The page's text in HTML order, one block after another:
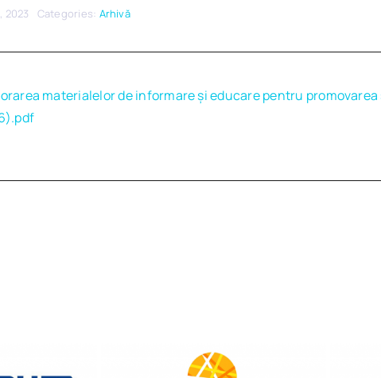
2023 Categories: Arhivă
materialelor de informare şi educare pentru